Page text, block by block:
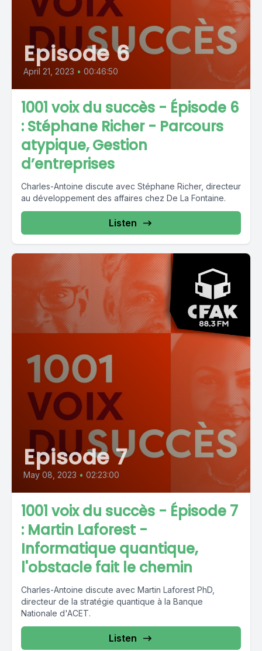
Episode 6
April 21, 2023 • 00:46:50
1001 voix du succès - Épisode 6
: Stéphane Richer - Parcours
atypique, Gestion
d’entreprises
Charles-Antoine discute avec Stéphane Richer, directeur
au développement des affaires chez De La Fontaine.
Listen
Episode 7
May 08, 2023 • 02:23:00
1001 voix du succès - Épisode 7
: Martin Laforest -
Informatique quantique,
l'obstacle fait le chemin
Charles-Antoine discute avec Martin Laforest PhD,
directeur de la stratégie quantique à la Banque
Nationale d'ACET.
Listen